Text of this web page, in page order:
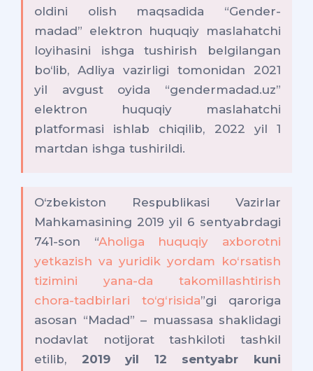
oldini olish maqsadida “Gender-
madad” elektron huquqiy maslahatchi
loyihasini ishga tushirish belgilangan
bo‘lib, Adliya vazirligi tomonidan 2021
yil avgust oyida “gendermadad.uz”
elektron huquqiy maslahatchi
platformasi ishlab chiqilib, 2022 yil 1
martdan ishga tushirildi.
O‘zbekiston Respublikasi Vazirlar
Mahkamasining 2019 yil 6 sentyabrdagi
741-son “Aholiga huquqiy axborotni
yetkazish va yuridik yordam ko‘rsatish
tizimini yana-da takomillashtirish
chora-tadbirlari to‘g‘risida”gi qaroriga
asosan “Madad” – muassasa shaklidagi
nodavlat notijorat tashkiloti tashkil
etilib, 2019 yil 12 sentyabr kuni